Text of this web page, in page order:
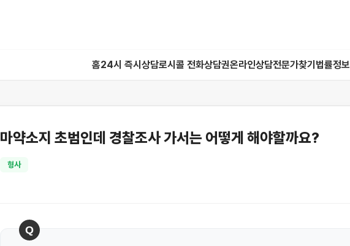
홈24시 즉시상담로시콜 전화상담권온라인상담전문가찾기 법률정보
마약소지 초범인데 경찰조사 가서는 어떻게 해야할까요?
형사
Q